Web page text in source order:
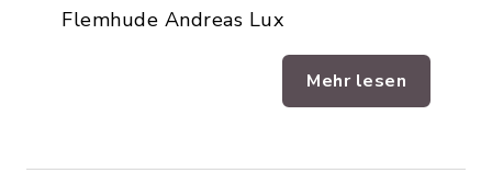
Flemhude Andreas Lux
Mehr lesen